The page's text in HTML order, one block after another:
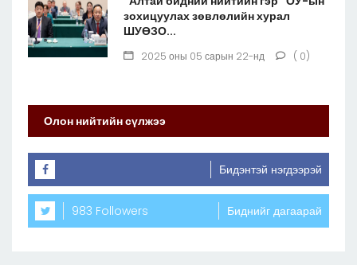
зохицуулах зөвлөлийн хурал
ШУӨЗО...
2025 оны 05 сарын 22-нд ( 0)
Олон нийтийн сүлжээ
Бидэнтэй нэгдээрэй
983 Followers Биднийг дагаарай